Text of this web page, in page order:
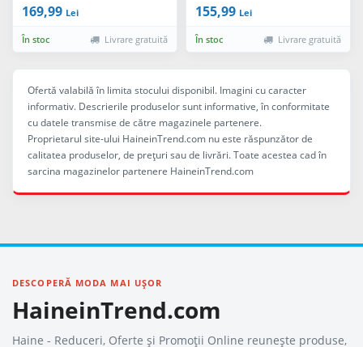
169,99 Lei
În stoc Livrare gratuită
155,99 Lei
În stoc Livrare gratuită
Ofertă valabilă în limita stocului disponibil. Imagini cu caracter
informativ. Descrierile produselor sunt informative, în conformitate
cu datele transmise de către magazinele partenere.
Proprietarul site-ului HaineinTrend.com nu este răspunzător de
calitatea produselor, de preţuri sau de livrări. Toate acestea cad în
sarcina magazinelor partenere HaineinTrend.com
DESCOPERĂ MODA MAI UȘOR
HaineinTrend.com
Haine - Reduceri, Oferte şi Promoţii Online reunește produse,